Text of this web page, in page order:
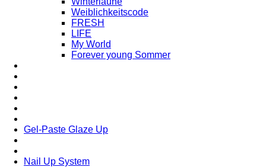
Weiblichkeitscode
FRESH
LIFE
My World
Forever young Sommer
Gel-Paste Glaze Up
Nail Up System